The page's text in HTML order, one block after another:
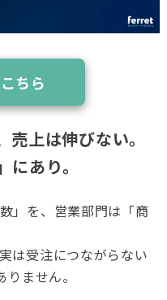
ちら
上は伸びない。
あり。
」を、営業部門は「商
は受注につながらない
ません。